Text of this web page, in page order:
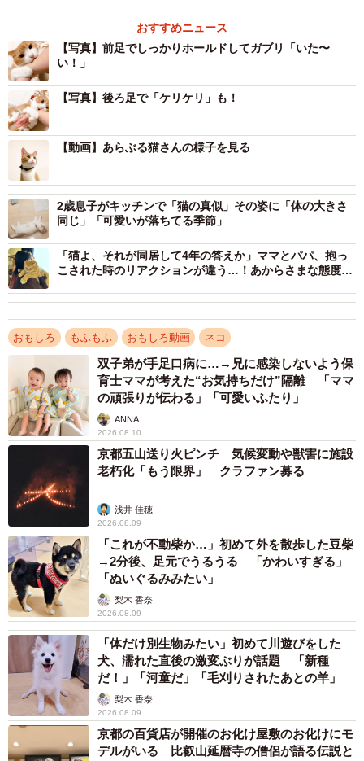
前足でしっかりホールドしてガブリ！（提供：きなこさん）
おすすめニュース
【写真】前足でしっかりホールドしてガブリ「いた〜
い！」
【写真】後ろ足で「ケリケリ」も！
【動画】あらぶる猫さんの様子を見る
2歳息子がキッチンで「猫の真似」その姿に「体の大きさ
同じ」「可愛いが落ちてる季節」
「猫よ、それが同居して4年の答えか」ママとパパ、抱っ
こされた時のリアクションが違う…！あからさまな態度
おもしろ もふもふ おもしろ動画 ネコ
双子弟が手足口病に…→兄に感染しないよう保
育士ママが考えた“お気持ちだけ”隔離 「ママ
の頑張りが伝わる」「可愛いふたり」
ANNA
2026.08.10
京都五山送り火ピンチ 気候変動や獣害に施設
老朽化「もう限界」 クラファン募る
浅井 佳穂
2026.08.09
「これが不動柴か…」初めて外を散歩した豆柴
→2分後、足元でうるうる 「かわいすぎる」
「ぬいぐるみみたい」
梨木 香奈
2026.08.09
「体だけ別生物みたい」初めて川遊びをした
犬、濡れた直後の激変ぶりが話題 「新種
だ！」「河童だ」「毛刈りされたあとの羊」
梨木 香奈
2026.08.09
京都の百貨店が開催のお化け屋敷のお化けにモ
デルがいる 比叡山延暦寺の僧侶が語る伝説と